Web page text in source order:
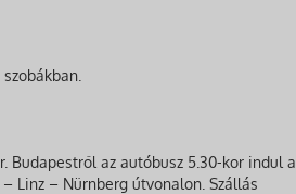
Budapestről az autóbusz 5.30-kor indul a
Linz – Nürnberg útvonalon. Szállás